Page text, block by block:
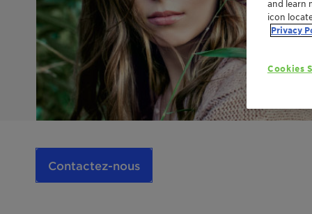
Contactez-nous
and learn
icon
Privacy
Cookies